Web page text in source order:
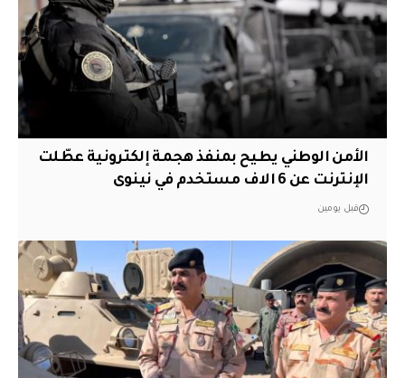
الأمن الوطني يطيح بمنفذ هجمة إلكترونية عطّلت
الإنترنت عن 6 الاف مستخدم في نينوى
قبل يومين